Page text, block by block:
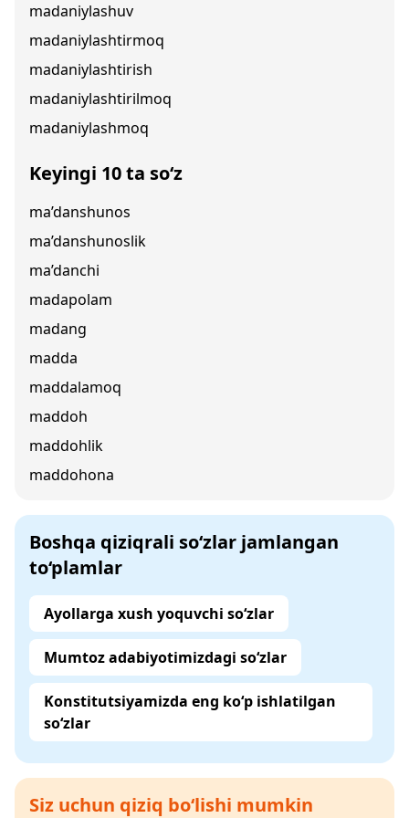
madaniylashuv
madaniylashtirmoq
madaniylashtirish
madaniylashtirilmoq
madaniylashmoq
Keyingi 10 ta so‘z
ma’danshunos
ma’danshunoslik
ma’danchi
madapolam
madang
madda
maddalamoq
maddoh
maddohlik
maddohona
Boshqa qiziqrali so‘zlar jamlangan
to‘plamlar
Ayollarga xush yoquvchi so‘zlar
Mumtoz adabiyotimizdagi so‘zlar
Konstitutsiyamizda eng ko‘p ishlatilgan
so‘zlar
Siz uchun qiziq bo‘lishi mumkin